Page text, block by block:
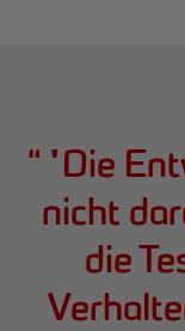
“ "Die
nicht
die